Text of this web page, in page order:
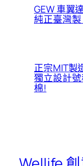
GEW 車翼
純正臺灣
正宗MIT製
獨立設計
棉!